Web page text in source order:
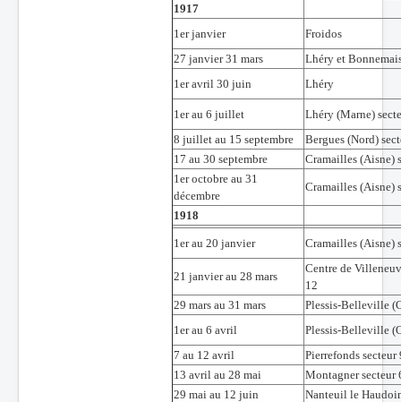
1917
1er janvier
Froidos
27 janvier 31 mars
Lhéry et
1er avril 30 juin
Lhéry
1er au 6 juillet
Lhéry (Marne)
8 juillet au 15 septembre
Bergues (Nord)
17 au 30 septembre
Cramailles (Aisne)
1er octobre au 31
décembre
Cramailles (Aisne)
1918
1er au 20 janvier Cramailles (Aisne)
21 janvier au 28 mars
Centre de
12
29 mars au 31 mars
Plessis-Belleville
1er au 6 avril
Plessis-Belleville
7 au 12 avril
Pierrefonds secteur
13 avril au 28 mai
Montagner secteur
29 mai au 12 juin
Nanteuil le